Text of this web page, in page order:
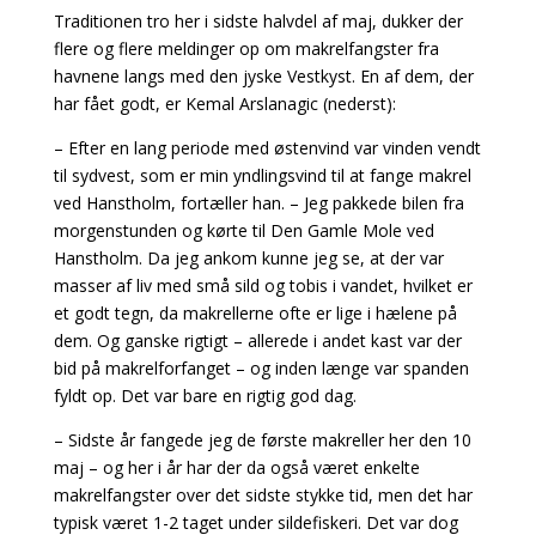
Traditionen tro her i sidste halvdel af maj, dukker der
flere og flere meldinger op om makrelfangster fra
havnene langs med den jyske Vestkyst. En af dem, der
har fået godt, er Kemal Arslanagic (nederst):
– Efter en lang periode med østenvind var vinden vendt
til sydvest, som er min yndlingsvind til at fange makrel
ved Hanstholm, fortæller han. – Jeg pakkede bilen fra
morgenstunden og kørte til Den Gamle Mole ved
Hanstholm. Da jeg ankom kunne jeg se, at der var
masser af liv med små sild og tobis i vandet, hvilket er
et godt tegn, da makrellerne ofte er lige i hælene på
dem. Og ganske rigtigt – allerede i andet kast var der
bid på makrelforfanget – og inden længe var spanden
fyldt op. Det var bare en rigtig god dag.
– Sidste år fangede jeg de første makreller her den 10
maj – og her i år har der da også været enkelte
makrelfangster over det sidste stykke tid, men det har
typisk været 1-2 taget under sildefiskeri. Det var dog